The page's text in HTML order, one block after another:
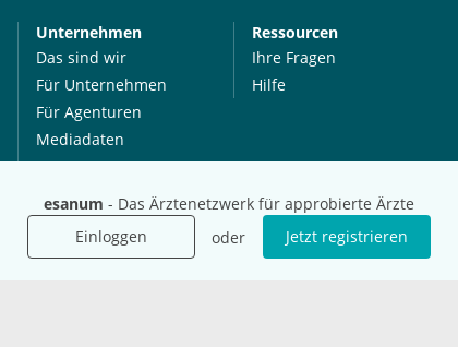
esanum - Das Ärztenetzwerk für approbierte Ärzte
Einloggen
oder Jetzt registrieren
Unternehmen
Das sind wir
Für Unternehmen
Für Agenturen
Mediadaten
Presse
Jobs
Ressourcen
Ihre Fragen
Hilfe